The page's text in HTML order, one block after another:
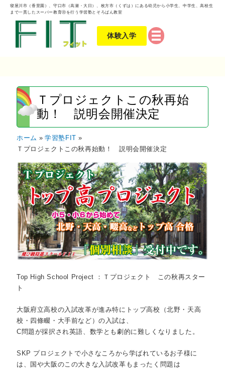
寝屋川市（香里園）、守口市（高瀬・大日）、枚方市（くずは）にある幼児から小学生、中学生、高校生
まで一貫したスーパー教育Ⓡを行う学習塾とそろばん教室
体験入学
Ｔプロジェクトこの秋再始
動！ 説明会開催決定
ホーム
学習塾FIT
Ｔプロジェクトこの秋再始動！ 説明会開催決定
Top High School Project ：Ｔプロジェクト この秋再スター
ト
大阪府立高校の入試改革が進み特にトップ高校（北野・天高
校・四條畷・大手前など）の入試は、
C問題が採択され英語、数学とも劇的に難しくなりました。
SKP プロジェクトで小さなころから学ばれているお子様に
は、国や大阪のこの大きな入試改革もまったく問題は